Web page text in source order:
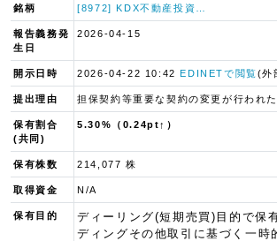
銘柄 [8972] KDX不動産投資…
報告義務発
生日
2026-04-15
開示日時 2026-04-22 10:42EDINETで閲覧(外
提出理由 担保契約等重要な契約の変更が行われ
保有割合
(共同)
5.30%（0.24pt↑）
保有株数 214,077 株
取得資金 N/A
保有目的
ディーリング(短期売買)目的で保
ディングその他取引に基づく一時